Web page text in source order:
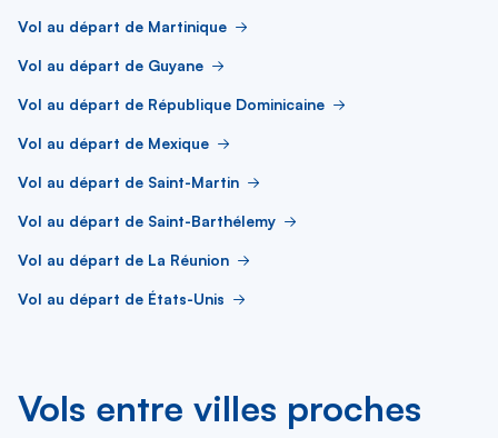
Vol au départ de Martinique
Vol au départ de Guyane
Vol au départ de République Dominicaine
Vol au départ de Mexique
Vol au départ de Saint-Martin
Vol au départ de Saint-Barthélemy
Vol au départ de La Réunion
Vol au départ de États-Unis
Vols entre villes proches